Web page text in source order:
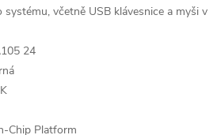
systému, včetně USB klávesnice a myši v
24
Chip Platform